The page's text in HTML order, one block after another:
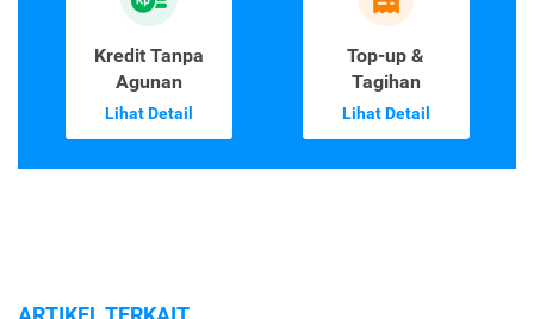
Kredit Tanpa
Agunan
Lihat Detail
Top-up &
Tagihan
Lihat Detail